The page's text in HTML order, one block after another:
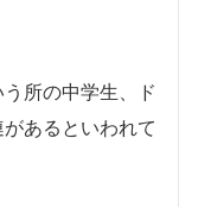
所の中学生、ド
あるといわれて